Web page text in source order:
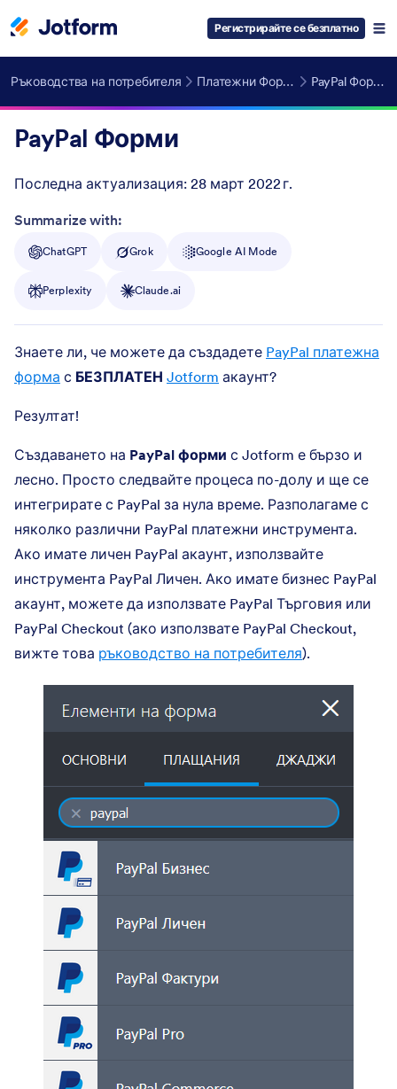
Регистрирайте се безплатно
Ръководства на потребителя Платежни Форми PayPal Форми
PayPal Форми
Последна актуализация: 28 март 2022 г.
Post ID
Summarize with:
ChatGPT Grok Google AI Mode
Perplexity Claude.ai
Знаете ли, че можете да създадете PayPal платежна
форма с БЕЗПЛАТЕН Jotform акаунт?
Резултат!
Създаването на PayPal форми с Jotform е бързо и
лесно. Просто следвайте процеса по-долу и ще се
интегрирате с PayPal за нула време. Разполагаме с
няколко различни PayPal платежни инструмента.
Ако имате личен PayPal акаунт, използвайте
инструмента PayPal Личен. Ако имате бизнес PayPal
акаунт, можете да използвате PayPal Търговия или
PayPal Checkout (ако използвате PayPal Checkout,
вижте това ръководство на потребителя).